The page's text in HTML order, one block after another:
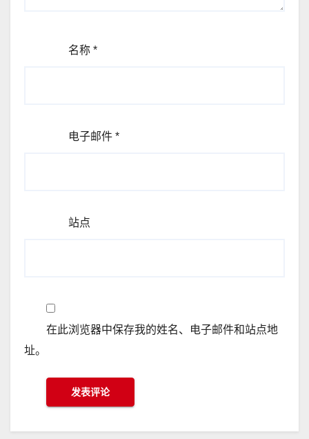
名称 *
电子邮件 *
站点
在此浏览器中保存我的姓名、电子邮件和站点地
址。